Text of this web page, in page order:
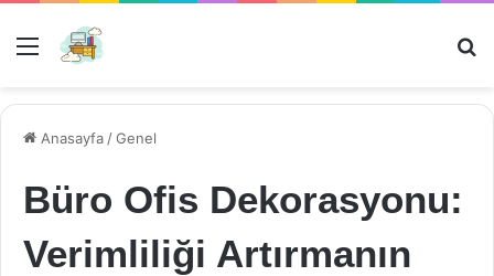
Menü
Anasayfa /Genel
Büro Ofis Dekorasyonu:
Verimliliği Artırmanın